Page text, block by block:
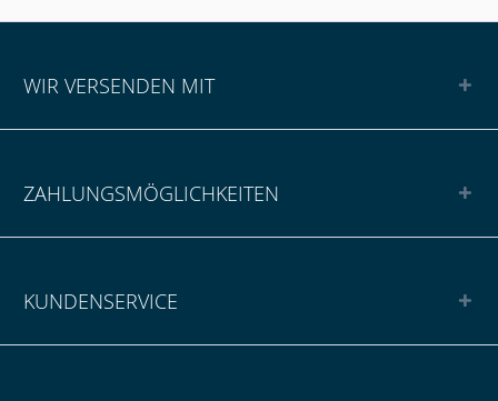
WIR VERSENDEN MIT
ZAHLUNGSMÖGLICHKEITEN
KUNDENSERVICE